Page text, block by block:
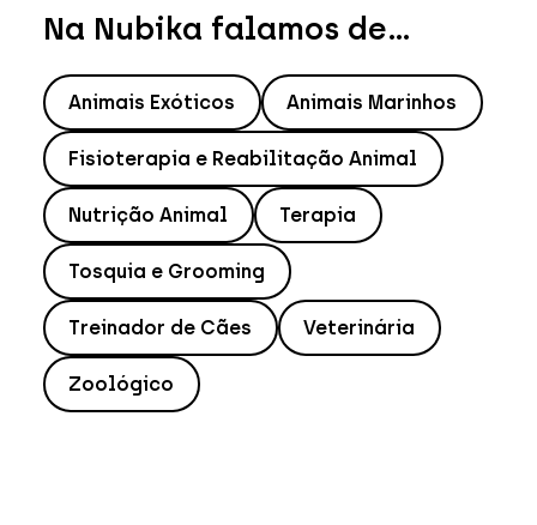
Na Nubika falamos de...
Animais Exóticos Animais Marinhos
Fisioterapia e Reabilitação Animal
Nutrição Animal Terapia
Tosquia e Grooming
Treinador de Cães Veterinária
Zoológico